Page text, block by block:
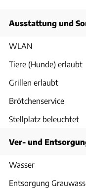
Ausstattung und
WLAN
Tiere (Hunde) erlaubt
Grillen erlaubt
Brötchenservice
Stellplatz beleuchtet
Ver- und
Wasser
Entsorgung